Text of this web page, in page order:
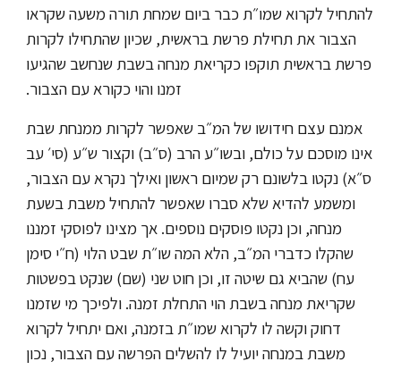
להתחיל לקרוא שמו״ת כבר ביום שמחת תורה משעה שקראו
הצבור את תחילת פרשת בראשית, שכיון שהתחילו לקרות
פרשת בראשית תוקפו כקריאת מנחה בשבת שנחשב שהגיעו
זמנו והוי כקורא עם הצבור.
אמנם עצם חידושו של המ״ב שאפשר לקרות ממנחת שבת
אינו מוסכם על כולם, ובשו״ע הרב (ס״ב) וקצור ש״ע (סי׳ עב
ס״א) נקטו בלשונם רקשמיום ראשון ואילך נקרא עם הצבור,
ומשמע להדיא שלא סברו שאפשר להתחיל משבת בשעת
מנחה, וכן נקטו פוסקים נוספים. אך מצינו לפוסקי זמננו
שהקלו כדברי המ״ב, הלא המה שו״ת שבט הלוי (ח״י סימן
עח) שהביא גם שיטה זו, וכן חוט שני (שם) שנקט בפשטות
שקריאת מנחה בשבת הוי התחלת זמנה. ולפיכך מי שזמנו
דחוק וקשה לו לקרוא שמו״ת בזמנה, ואם יתחיל לקרוא
משבת במנחה יועיל לו להשלים הפרשה עם הצבור, נכון